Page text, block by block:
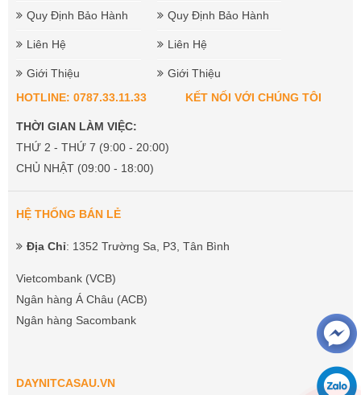
Quy Định Bảo Hành
Liên Hệ
Giới Thiệu
Quy Định Bảo Hành
Liên Hệ
Giới Thiệu
HOTLINE: 0787.33.11.33
THỜI GIAN LÀM VIỆC:
THỨ 2 - THỨ 7 (9:00 - 20:00)
CHỦ NHẬT (09:00 - 18:00)
KẾT NỐI VỚI CHÚNG TÔI
HỆ THỐNG BÁN LẺ
Địa Chỉ: 1352 Trường Sa, P3, Tân Bình
Vietcombank (VCB)
Ngân hàng Á Châu (ACB)
Ngân hàng Sacombank
DAYNITCASAU.VN